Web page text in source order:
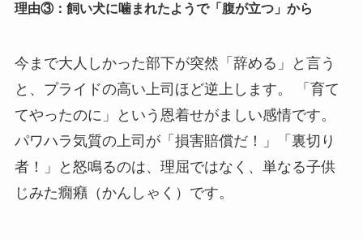
理由③：飼い犬に噛まれたようで「腹が立つ」から
今まで大人しかった部下が突然「辞める」と言う
と、プライドの高い上司ほど逆上します。 「育て
てやったのに」という恩着せがましい感情です。
パワハラ気質の上司が「損害賠償だ！」「裏切り
者！」と怒鳴るのは、理屈ではなく、単なる子供
じみた癇癪（かんしゃく）です。